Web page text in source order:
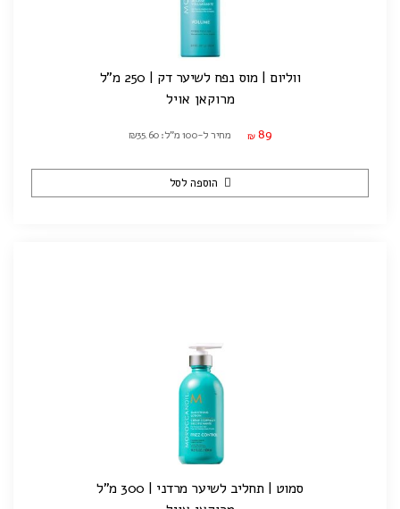
ווליום | מוס נפח לשיער דק | 250 מ"ל
מרוקאן אויל
₪ 89 מחיר ל-100 מ"ל: ₪35.60
הוספה לסל
סמוט | תחליב לשיער מרדני | 300 מ"ל